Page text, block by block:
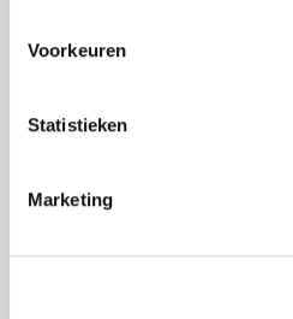
Voorkeuren
Statistieken
Marketing
Wettelijke
Recht om vergeten te